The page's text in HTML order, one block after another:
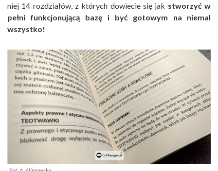
niej 14 rozdziałów, z których dowiecie się jak stworzyć w
pełni funkcjonującą bazę i być gotowym na niemal
wszystko!